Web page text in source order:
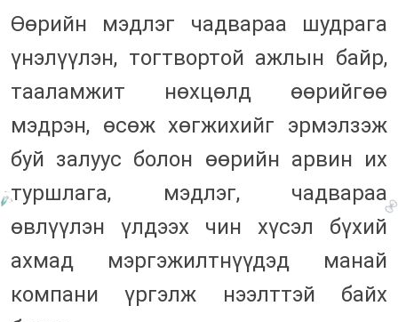
Өөрийн мэдлэг чадвараа шудрага
үнэлүүлэн, тогтвортой ажлын байр,
тааламжит нөхцөлд өөрийгөө
мэдрэн, өсөж хөгжихийг эрмэлзэж
буй залуус болон өөрийн арвин их
туршлага, мэдлэг, чадвараа
өвлүүлэн үлдээх чин хүсэл бүхий
ахмад мэргэжилтнүүдэд манай
компани үргэлж нээлттэй байх